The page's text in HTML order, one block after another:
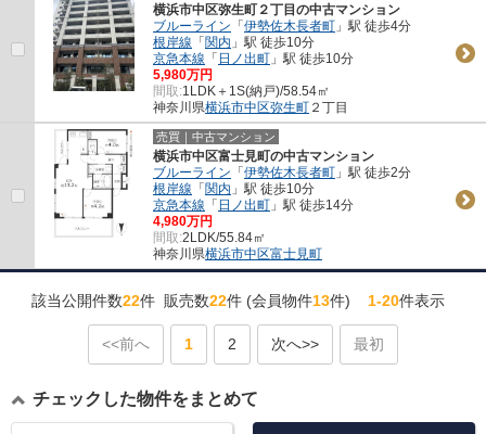
横浜市中区弥生町２丁目の中古マンション
ブルーライン 「伊勢佐木長者町 」駅 徒歩4分
根岸線 「関内 」駅 徒歩10分
京急本線 「 日ノ出町 」駅 徒歩10分
5,980万円
間取:1LDK＋1S(納戸)/58.54㎡
神奈川県横浜市中区弥生町 ２丁目
売買｜中古マンション
横浜市中区富士見町の中古マンション
ブルーライン 「伊勢佐木長者町 」駅 徒歩2分
根岸線 「関内 」駅 徒歩10分
京急本線 「 日ノ出町 」駅 徒歩14分
4,980万円
間取:2LDK/55.84㎡
神奈川県横浜市中区富士見町
該当公開件数22件 販売数22件 (会員物件13件) 1-20件表示
<<前へ 1 2 次へ>> 最初
チェックした物件をまとめて